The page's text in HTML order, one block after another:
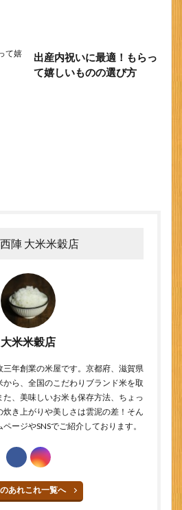
出産内祝いに最適！もらっ
て嬉しいものの選び方
陣 大米米穀店
大米米穀店
年創業の米屋です。京都府、滋賀県
ら、全国のこだわりブランド米を取
た、美味しいお米も保存方法、ちょっ
炊き上がりや美しさは雲泥の差！そん
ージやSNSでご紹介しております。
あれこれ一覧へ